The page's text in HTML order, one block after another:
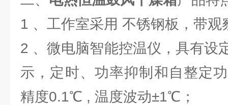
1 、工作室采用 不锈钢板，带
2 、微电脑智能控温仪，具有设
示，定时、功率抑制和自整定
精度0.1℃ , 温度波动±1℃；